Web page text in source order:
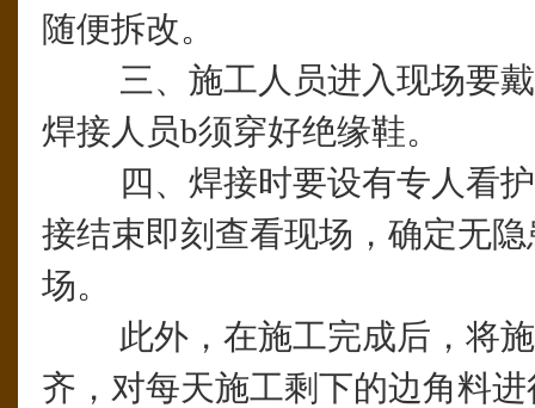
随便拆改。
三、施工人员进入现场要戴
焊接人员b须穿好绝缘鞋。
四、焊接时要设有专人看护
接结束即刻查看现场，确定无
场。
此外，在施工完成后，将施
齐，对每天施工剩下的边角料